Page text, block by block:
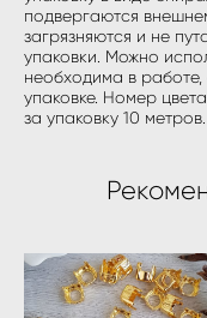
подвергаются
загрязняются и не
упаковки. Можно
необходима в
упаковке. Номер
за упаковку 10 метров.